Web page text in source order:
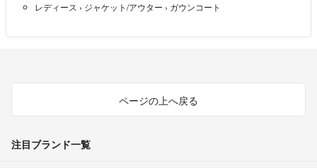
レディース › ジャケット/アウター › ガウンコート
ページの上へ戻る
注目ブランド一覧